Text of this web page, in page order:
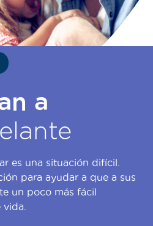
a
es una situación difícil.
para ayudar a que a sus
un poco más fácil